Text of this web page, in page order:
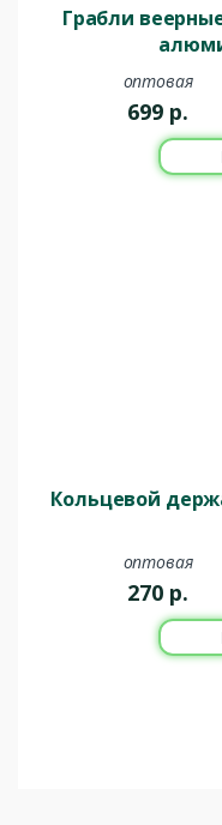
Грабли
оптовая
699 р.
Кольцевой
оптовая
270 р.